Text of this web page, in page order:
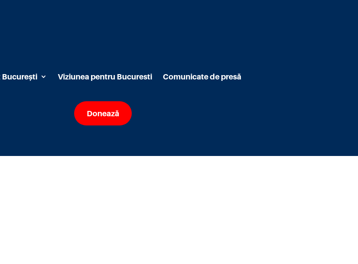
București Viziunea pentru Bucuresti Comunicate de presă
Donează